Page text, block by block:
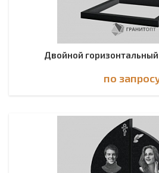
Двойной
по запр